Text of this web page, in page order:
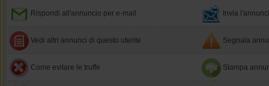
Rispondi all'annuncio per e-mail Invia
Vedi altri annunci di questo utente Segnala
Come evitare le truffe Stampa